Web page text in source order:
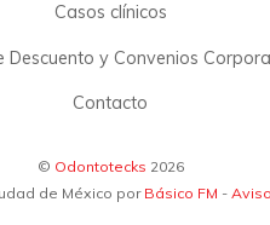
Casos clínicos
Descuento y Convenios
Contacto
© Odontotecks 2026
de México porBásico FM -